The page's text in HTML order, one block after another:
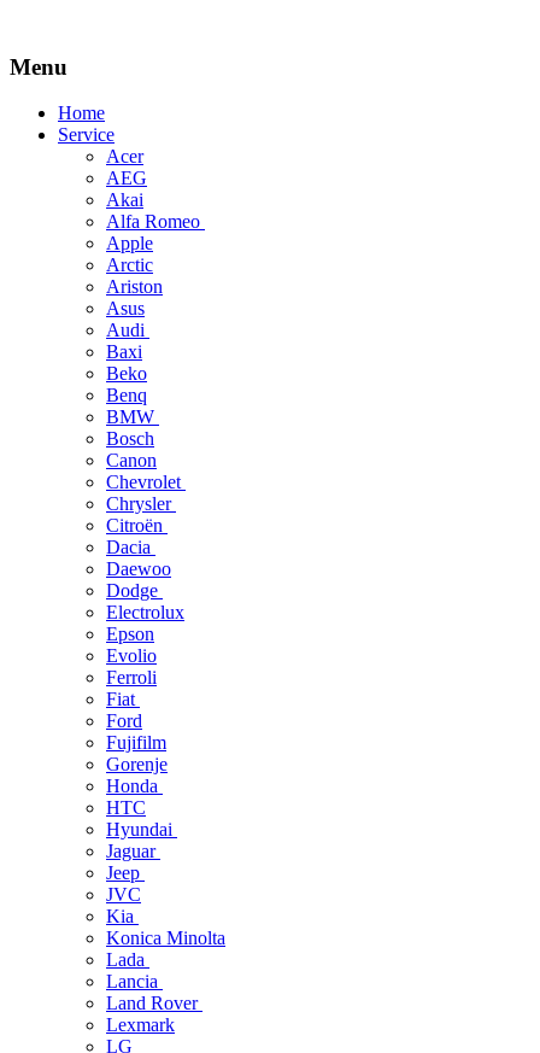
Menu
Skip
Home
Service
Acer
AEG
Akai
Alfa Romeo
Apple
Arctic
Ariston
Asus
Audi
Baxi
Beko
Benq
BMW
Bosch
Canon
Chevrolet
Chrysler
Citroën
Dacia
Daewoo
Dodge
Electrolux
Epson
Evolio
Ferroli
Fiat
Ford
Fujifilm
Gorenje
Honda
HTC
Hyundai
Jaguar
Jeep
JVC
Kia
Konica Minolta
Lada
Lancia
Land Rover
Lexmark
LG